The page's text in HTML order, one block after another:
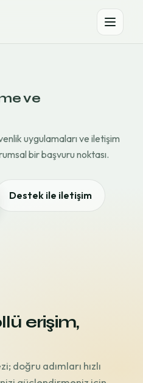
ve
uygulamaları ve iletişim
bir başvuru noktası.
Destek ile iletişim
erişim,
adımları hızlı